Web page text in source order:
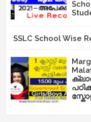
SSLC School Wise